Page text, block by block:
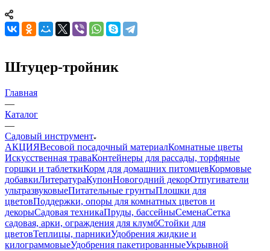
Штуцер-тройник
Главная
—
Каталог
—
Садовый инструмент
АКЦИЯВесовой посадочный материалКомнатные цветы
Искусственная траваКонтейнеры для рассады, торфяные
горшки и таблеткиКорм для домашних питомцевКормовые
добавкиЛитератураКупонНовогодний декорОтпугиватели
ультразвуковыеПитательные грунтыПлошки для
цветовПоддержки, опоры для комнатных цветов и
декорыСадовая техникаПруды, бассейныСеменаСетка
садовая, арки, ограждения для клумбСтойки для
цветовТеплицы, парникиУдобрения жидкие и
килограммовыеУдобрения пакетированныеУкрывной